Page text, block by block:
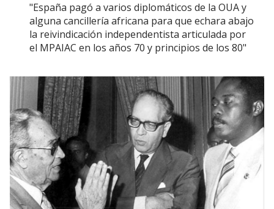
"España pagó a varios diplomáticos de la OUA y
alguna cancillería africana para que echara abajo
la reivindicación independentista articulada por
el MPAIAC en los años 70 y principios de los 80"